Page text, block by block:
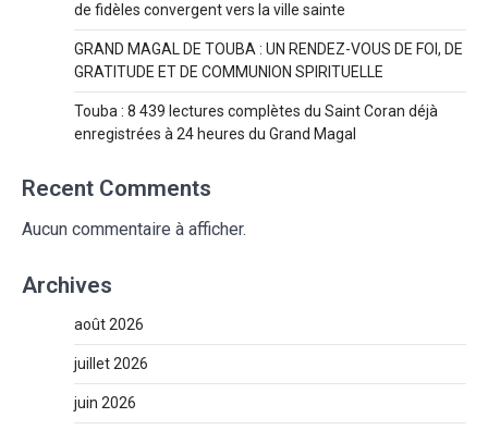
de fidèles convergent vers la ville sainte
GRAND MAGAL DE TOUBA : UN RENDEZ-VOUS DE FOI, DE
GRATITUDE ET DE COMMUNION SPIRITUELLE
Touba : 8 439 lectures complètes du Saint Coran déjà
enregistrées à 24 heures du Grand Magal
Recent Comments
Aucun commentaire à afficher.
Archives
août 2026
juillet 2026
juin 2026